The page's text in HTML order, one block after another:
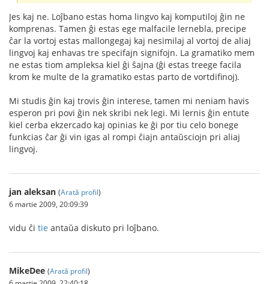
Jes kaj ne. Loĵbano estas homa lingvo kaj komputiloj ĝin ne
komprenas. Tamen ĝi estas ege malfacile lernebla, precipe
ĉar la vortoj estas mallongegaj kaj nesimilaj al vortoj de aliaj
lingvoj kaj enhavas tre specifajn signifojn. La gramatiko mem
ne estas tiom ampleksa kiel ĝi ŝajna (ĝi estas treege facila
krom ke multe de la gramatiko estas parto de vortdifinoj).
Mi studis ĝin kaj trovis ĝin interese, tamen mi neniam havis
esperon pri povi ĝin nek skribi nek legi. Mi lernis ĝin entute
kiel cerba ekzercado kaj opinias ke ĝi por tiu celo bonege
funkcias ĉar ĝi vin igas al rompi ĉiajn antaŭsciojn pri aliaj
lingvoj.
jan aleksan (Arată profil)
6 martie 2009, 20:09:39
vidu ĉi tie antaŭa diskuto pri loĵbano.
MikeDee (Arată profil)